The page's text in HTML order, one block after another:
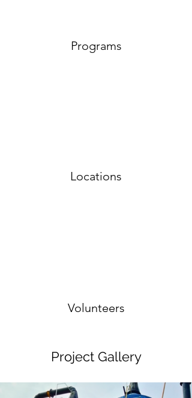
Programs
Locations
Volunteers
Project Gallery